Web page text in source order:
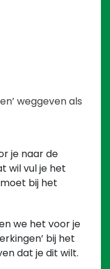
weggeven als
je naar de
wil vul je het
bij het
we het voor je
bij het
dat je dit wilt.